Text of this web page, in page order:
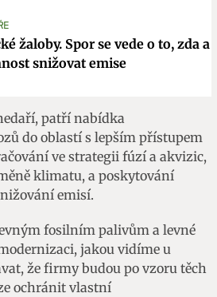
a zjišťování podvodů a
a zobrazování reklamy a obsahu,
žaloby. Spor se vede o to, zda a
snižovat emise
patří nabídka
do oblastí s lepším přístupem
ve strategii fúzí a akvizic,
klimatu, a poskytování
emisí.
fosilním palivům a levné
jakou vidíme u
že firmy budou po vzoru těch
ochránit vlastní